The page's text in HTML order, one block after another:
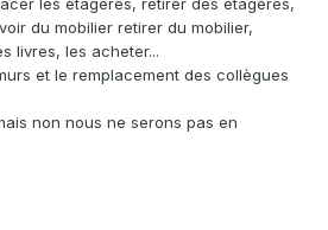
les étagères, retirer des étagères,
du mobilier retirer du mobilier,
livres, les acheter...
et le remplacement des collègues
non nous ne serons pas en